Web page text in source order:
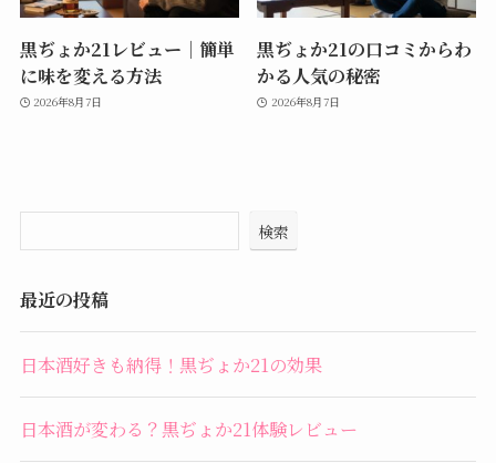
黒ぢょか21レビュー｜簡単
に味を変える方法
2026年8月7日
黒ぢょか21の口コミからわ
かる人気の秘密
2026年8月7日
検索
最近の投稿
日本酒好きも納得！黒ぢょか21の効果
日本酒が変わる？黒ぢょか21体験レビュー